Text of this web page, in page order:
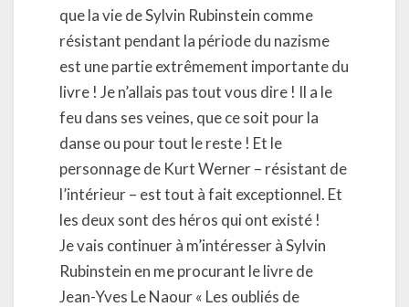
que la vie de Sylvin Rubinstein comme
résistant pendant la période du nazisme
est une partie extrêmement importante du
livre ! Je n’allais pas tout vous dire ! Il a le
feu dans ses veines, que ce soit pour la
danse ou pour tout le reste ! Et le
personnage de Kurt Werner – résistant de
l’intérieur – est tout à fait exceptionnel. Et
les deux sont des héros qui ont existé !
Je vais continuer à m’intéresser à Sylvin
Rubinstein en me procurant le livre de
Jean-Yves Le Naour « Les oubliés de